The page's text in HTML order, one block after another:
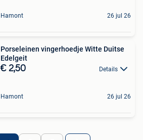
Hamont 26 jul 26
Porseleinen vingerhoedje Witte Duitse
Edelgeit
€ 2,50 Details
Hamont 26 jul 26